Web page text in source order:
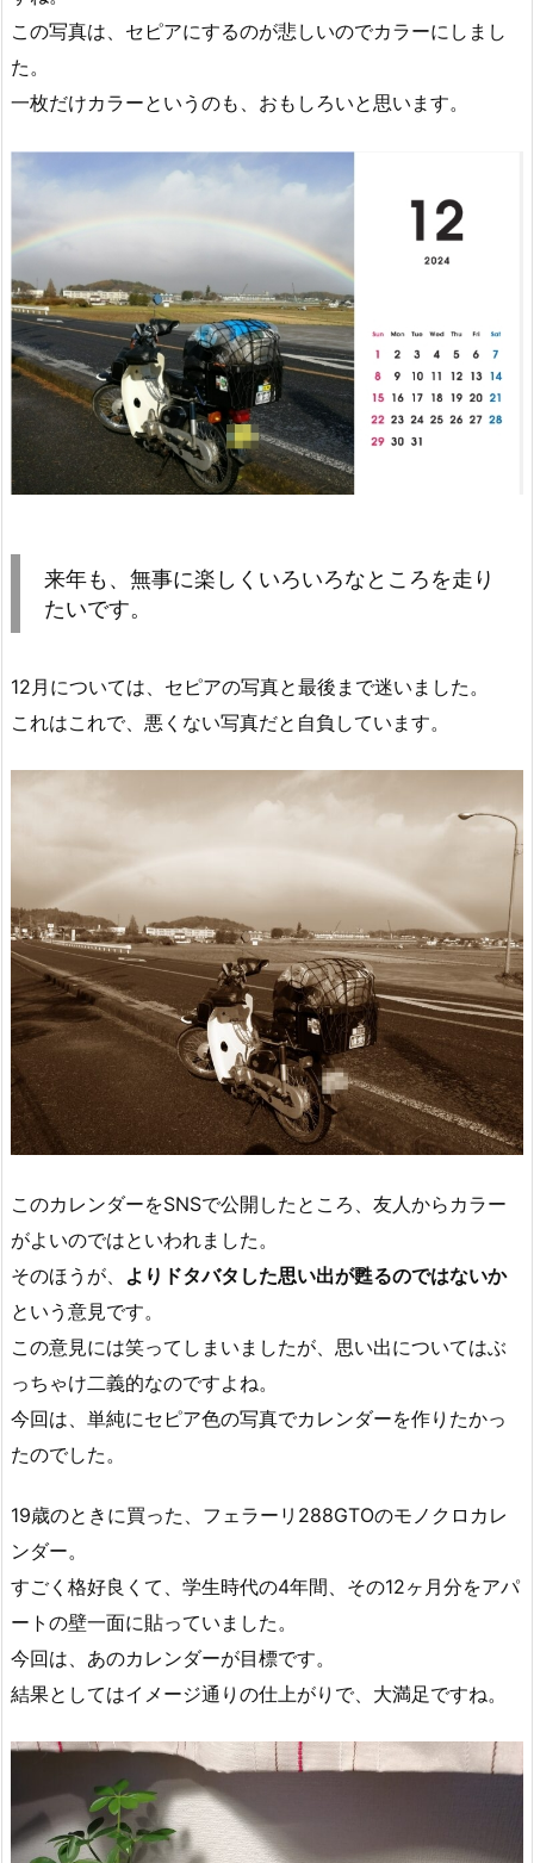
この写真は、セピアにするのが悲しいのでカラーにしまし
た。
一枚だけカラーというのも、おもしろいと思います。
来年も、無事に楽しくいろいろなところを走り
たいです。
12月については、セピアの写真と最後まで迷いました。
これはこれで、悪くない写真だと自負しています。
このカレンダーをSNSで公開したところ、友人からカラー
がよいのではといわれました。
そのほうが、 よりドタバタした思い出が甦るのではないか
という意見です。
この意見には笑ってしまいましたが、思い出についてはぶ
っちゃけ二義的なのですよね。
今回は、単純にセピア色の写真でカレンダーを作りたかっ
たのでした。
19歳のときに買った、フェラーリ288GTOのモノクロカレ
ンダー。
すごく格好良くて、学生時代の4年間、その12ヶ月分をアパ
ートの壁一面に貼っていました。
今回は、あのカレンダーが目標です。
結果としてはイメージ通りの仕上がりで、大満足ですね。